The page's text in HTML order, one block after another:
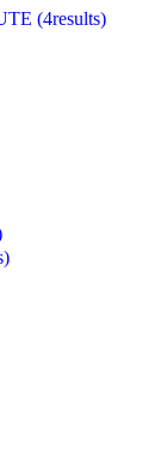
(4results)
)